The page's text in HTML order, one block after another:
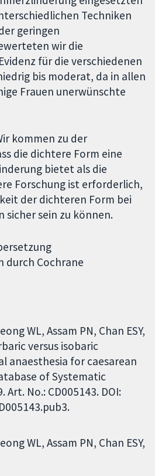
Techniken
geringen
wir die
für die verschiedenen
bis moderat, da in allen
Frauen unerwünschte
kommen zu der
die dichtere Form eine
bietet als die
Forschung ist erforderlich,
der dichteren Form bei
sicher sein zu können.
durch Cochrane
WL, Assam PN, Chan ESY,
versus isobaric
anaesthesia for caesarean
of Systematic
Art. No.: CD005143. DOI:
WL Assam PN Chan ESY